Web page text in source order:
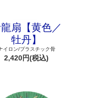
扇【黄色／
牡丹】
イロン/プラスチック骨
2,420円(税込)